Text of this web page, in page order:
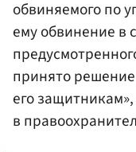
обвиняемого по
ему обвинение в
принято
его
в